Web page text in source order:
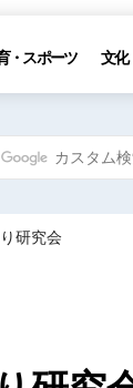
・スポーツ 文化
研究会